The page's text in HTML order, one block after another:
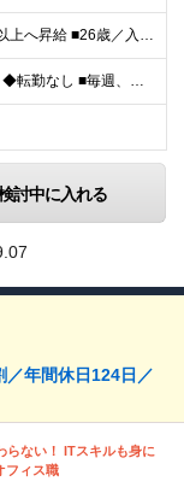
■入社半年後に月給30万円以上へ昇給 ■26歳／入社4年目で年収800万円の実績あり 月給24万円～＋各種手当＋賞与 ＜固定給UPで還元＞ 目先の報酬ではなく、継続的な成長を評価したい。 そんな想
◆一都三県内に勤務地あり ◆転勤なし ■毎週、催事を行っているイベント会場にて勤務いただきます。 基本的にはご自宅から1時間圏内（関東1都3県が中心）に配属となります。 ※勤務地は希望を考慮して決定
討中に入れる
年間休日124日／
らない！ ITスキルも身に
フィス職